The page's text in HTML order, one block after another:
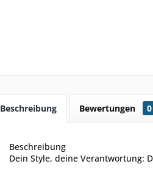
Beschreibung Bewertungen 0
Beschreibung
Dein Style, deine Verantwortung: